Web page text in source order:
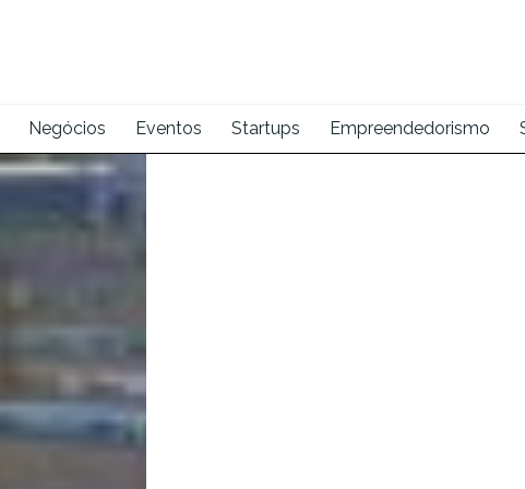
Negócios Eventos Startups Empreendedorismo